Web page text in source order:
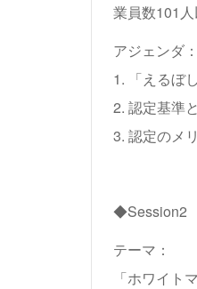
業員数101
アジェンダ：
1. 「えるぼ
2. 認定基準
3. 認定のメ
◆Session2
テーマ：
「ホワイト